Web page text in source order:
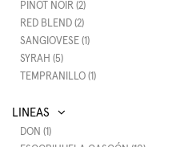
PINOT NOIR (2)
RED BLEND (2)
SANGIOVESE (1)
SYRAH (5)
TEMPRANILLO (1)
DON (1)